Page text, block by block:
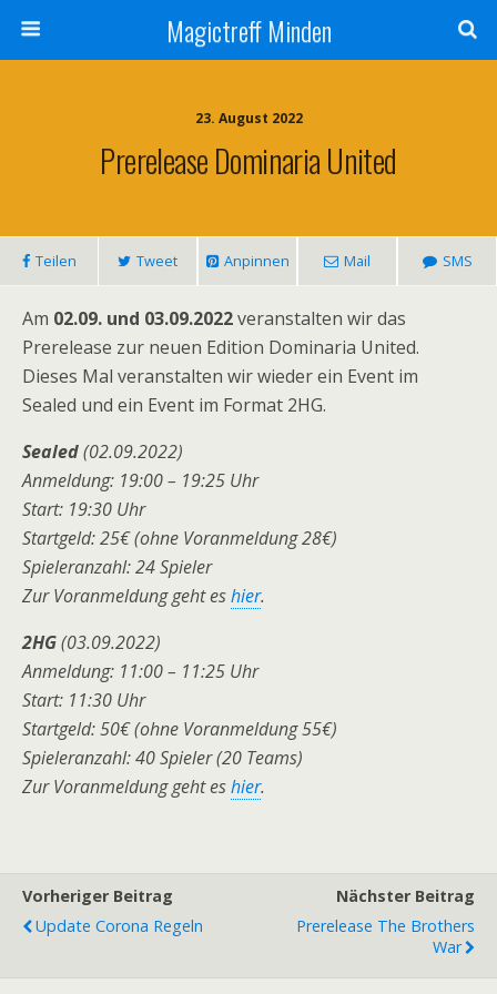
Magictreff Minden
23. August 2022
Prerelease Dominaria United
Teilen Tweet Anpinnen Mail SMS
Am 02.09. und 03.09.2022veranstalten wir das
Prerelease zur neuen Edition Dominaria United.
Dieses Mal veranstalten wir wieder ein Event im
Sealed und ein Event im Format 2HG.
Sealed(02.09.2022)
Anmeldung: 19:00 – 19:25 Uhr
Start: 19:30 Uhr
Startgeld: 25€ (ohne Voranmeldung 28€)
Spieleranzahl: 24 Spieler
Zur Voranmeldung geht eshier.
2HG(03.09.2022)
Anmeldung: 11:00 – 11:25 Uhr
Start: 11:30 Uhr
Startgeld: 50€(ohne Voranmeldung 55€)
Spieleranzahl: 40 Spieler (20 Teams)
Zur Voranmeldung geht eshier.
Vorheriger Beitrag
Update Corona Regeln
Nächster Beitrag
Prerelease The Brothers
War